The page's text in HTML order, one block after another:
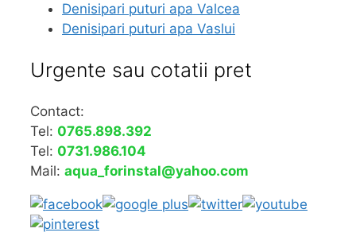
Denisipari puturi apa Valcea
Denisipari puturi apa Vaslui
Urgente sau cotatii pret
Contact:
Tel: 0765.898.392
Tel: 0731.986.104
Mail: aqua_forinstal@yahoo.com